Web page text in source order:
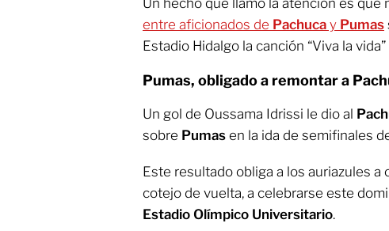
entre aficionados de Pachuca y Pumas
Estadio Hidalgo la canción “Viva la
Pumas, obligado a remontar a
Un gol de Oussama Idrissi le dio al
sobre Pumas en la ida de semifinales
Este resultado obliga a los auriazules a
cotejo de vuelta, a celebrarse este
Estadio Olímpico Universitario.